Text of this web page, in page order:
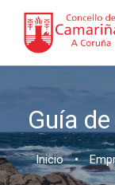
Guía
Inicio •